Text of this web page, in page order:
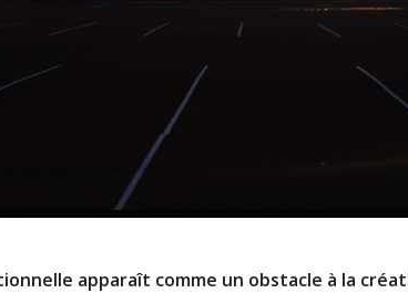
apparaît comme un obstacle à la